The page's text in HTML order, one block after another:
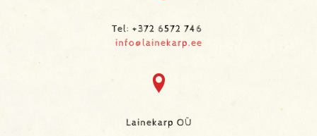
Tel: +372 6572 746
info@lainekarp.ee
Lainekarp OÜ